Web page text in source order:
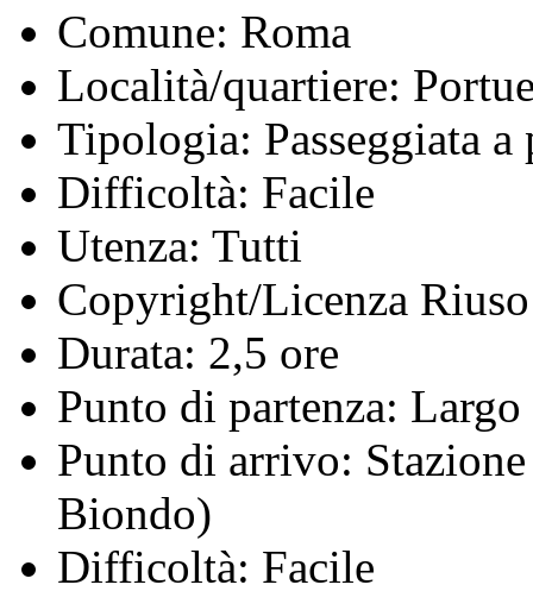
Comune: Roma
Località/quartiere:
Tipologia: Passeggiata
Difficoltà: Facile
Utenza: Tutti
Copyright/Licenza
Durata: 2,5 ore
Punto di partenza: Largo
Punto di arrivo:
Biondo)
Difficoltà: Facile